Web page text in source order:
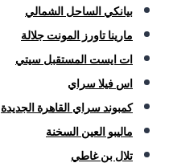
بيانكي الساحل الشمالي
مارينا تاورز المونت جلالة
ات ايست المستقبل سيتي
اس فيلا سراي
كمبوند سراي القاهرة الجديدة
ماليبو العين السخنة
تلال بن غاطي